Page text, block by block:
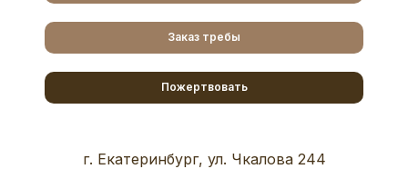
Заказ требы
Пожертвовать
г. Екатеринбург, ул. Чкалова 244